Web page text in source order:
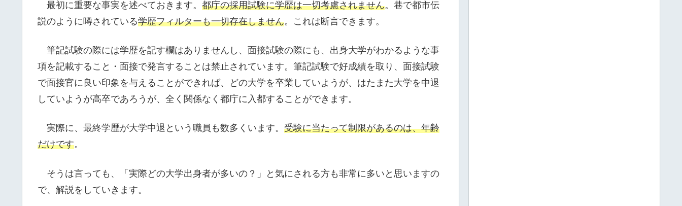
最初に重要な事実を述べておきます。 都庁の採用試験に学歴は一切考慮されません。巷で都市伝
説のように噂されている学歴フィルターも一切存在しません。これは断言できます。
筆記試験の際には学歴を記す欄はありませんし、面接試験の際にも、出身大学がわかるような事
項を記載すること・面接で発言することは禁止されています。筆記試験で好成績を取り、面接試験
で面接官に良い印象を与えることができれば、どの大学を卒業していようが、はたまた大学を中退
していようが高卒であろうが、全く関係なく都庁に入都することができます。
実際に、最終学歴が大学中退という職員も数多くいます。 受験に当たって制限があるのは、年齢
だけです。
そうは言っても、「実際どの大学出身者が多いの？」と気にされる方も非常に多いと思いますの
で、解説をしていきます。